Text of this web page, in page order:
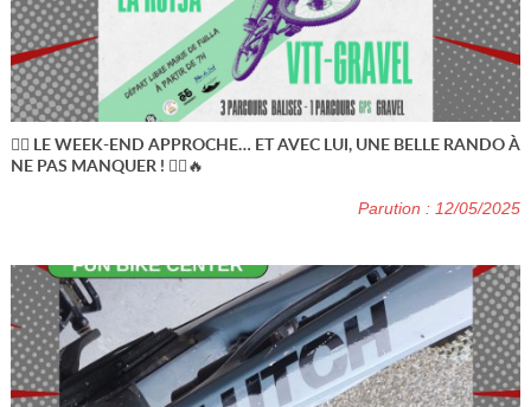
🚴‍♂️ LE WEEK-END APPROCHE… ET AVEC LUI, UNE BELLE RANDO À
NE PAS MANQUER ! 🚵‍♀️🔥
Parution : 12/05/2025